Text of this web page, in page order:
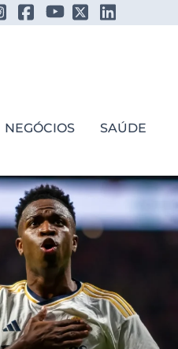
NEGÓCIOS SAÚDE
anuncia